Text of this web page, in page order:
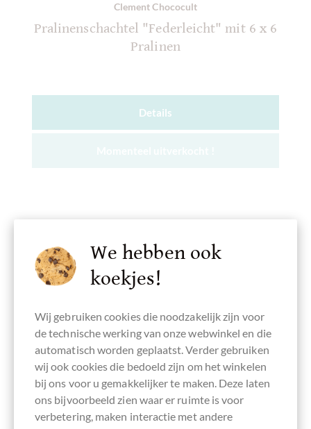
Clement Chococult
Pralinenschachtel "Federleicht" mit 6 x 6
Pralinen
Details
Erleben Sie Geschmacksexplosionen am
Gaumen beim Genuss von Schokolade mit
Chili
Die Kombination von dunkler Schokolade mit Chili ist ein
mittelamerikanischer Klassiker. Hier in unserem
We hebben ook
koekjes!
Wij gebruiken cookies die noodzakelijk zijn voor
de technische werking van onze webwinkel en die
automatisch worden geplaatst. Verder gebruiken
wij ook cookies die bedoeld zijn om het winkelen
bij ons voor u gemakkelijker te maken. Deze laten
ons bijvoorbeeld zien waar er ruimte is voor
verbetering, maken interactie met andere